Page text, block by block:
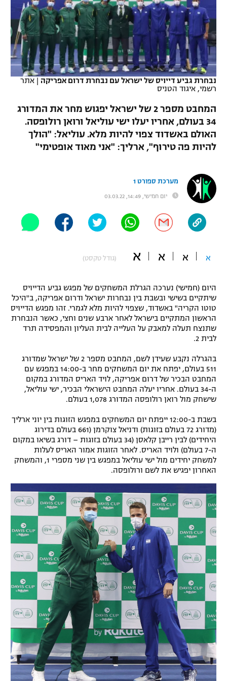
VOD
רץ ברשת
לוח שידורים
ברחבה
"מעל הליגה" – פודקאסט
תקנון משתתפים וזוכים בפרסים
תקנון עבור פעילות אלקטרה
תקנון עבור פעילות ספורט 1 – "מרלן"
טניס
גיימינג E-Sports
תנאי שימוש
תקנון פעילות ספורט 1
רשיון להקרנה פומבית לבית עסק
הצטרפות לחבילת הערוצים
לוח דרושים – ג'ובנט
תגיות
המגזין
נבחרת ישראל
מכבי חיפה
בית"ר ירושלים
מכבי תל אביב
הפועל תל אביב
הפועל חיפה
מכבי נתניה
ליגה ספרדית
ליגה איטלקית
ליגה צרפתית
ליגה טורקית
ליגה סינית
ליגות נוספות
כדורסל נשים
מכבי תל אביב
הפועל חולון
הפועל ירושלים
דני אבדיה
יורוליג
יורוקאפ
טניס
כדוריד
כדורעף
ג'ודו
אגרוף
ספורט אולימפי
UFC
היאבקות WWE
כדורמים
פוטבול אמריקאי NFL
ספורט אתגרי ואקסטרים
אומנויות לחימה
גיימינג E-Sports
נבחרת גביע דייויס של ישראל עם נבחרת דרום אפריקה | אתר
רשמי, איגוד הטניס
המחבט מספר 2 של ישראל יפגוש מחר את המדורג
34 בעולם, אחריו יעלו ישי עוליאל ורואן רולופסה.
האולם באשדוד צפוי להיות מלא. עוליאל: "הולך
להיות פה טירוף", ארליך: "אני מאוד אופטימי"
מערכת ספורט 1
יום חמישי, 14:49, 03.03.22
א א א א (גודל טקסט)
היום (חמישי) נערכה הגרלת המשחקים של מפגש גביע הדייויס
שיתקיים בשישי ובשבת בין נבחרות ישראל ודרום אפריקה, ב"היכל
טוטו הקריה" באשדוד, שצפוי להיות מלא לגמרי. זהו מפגש הדייויס
הראשון המתקיים בישראל לאחר ארבע שנים וחצי, כאשר הנבחרת
שתנצח תעלה למאבק על העלייה לבית העליון והמפסידה תרד
לבית 2.
בהגרלה נקבע שעידן לשם, המחבט מספר 2 של ישראל שמדורג
511 בעולם, יפתח את יום המשחקים מחר ב-14:00 במפגש עם
המחבט הבכיר של דרום אפריקה, לויד האריס המדורג במקום
ה-34 בעולם. אחריו יעלה המחבט הישראלי הבכיר, ישי עוליאל,
שישחק מול רואן רולופסה המדורג 1,078 בעולם.
בשבת ב-12:00 ייפתח יום המשחקים במפגש הזוגות בין יוני ארליך
(מדורג 72 בעולם בזוגות) ודניאל צוקרמן (661 בעולם בדירוג
היחידים) לבין רייבן קלאסן (34 בעולם בזוגות – דורג בשיאו במקום
ה-7 בעולם) ולויד האריס. לאחר הזוגות אמור האריס לעלות
למשחק יחידים מול ישי עוליאל במפגש בין שני מספרי 1, והמשחק
האחרון יפגיש את לשם ורולופסה.